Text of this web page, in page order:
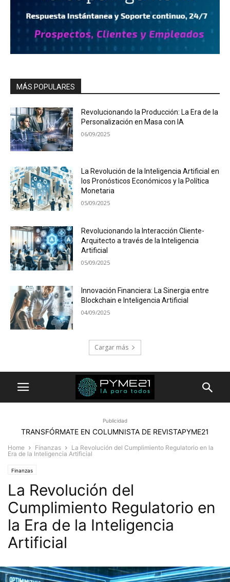
MÁS POPULARES
Revolucionando la Producción: La Era de la
Personalización en Masa con IA
06/09/2025
La Revolución de la Inteligencia Artificial en
los Pronósticos Económicos y la Política
Monetaria
05/09/2025
Revolucionando la Interacción Cliente-
Arquitecto a través de la Inteligencia
Artificial
05/09/2025
Innovación Financiera: La Sinergia entre
Blockchain e Inteligencia Artificial
04/09/2025
Cargar más